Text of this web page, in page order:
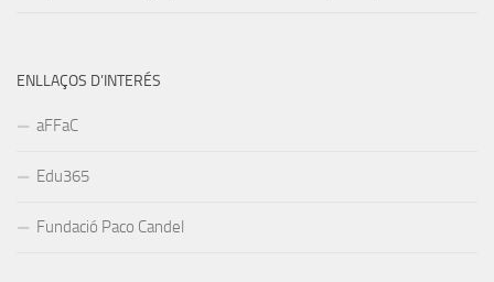
ENLLAÇOS D’INTERÉS
aFFaC
Edu365
Fundació Paco Candel